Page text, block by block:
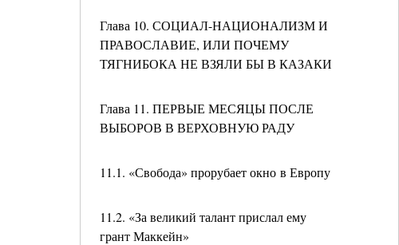
Глава 10. СОЦИАЛ-НАЦИОНАЛИЗМ И
ПРАВОСЛАВИЕ, ИЛИ ПОЧЕМУ
ТЯГНИБОКА НЕ ВЗЯЛИ БЫ В КАЗАКИ
Глава 11. ПЕРВЫЕ МЕСЯЦЫ ПОСЛЕ
ВЫБОРОВ В ВЕРХОВНУЮ РАДУ
11.1. «Свобода» прорубает окно в Европу
11.2. «За великий талант прислал ему
грант Маккейн»